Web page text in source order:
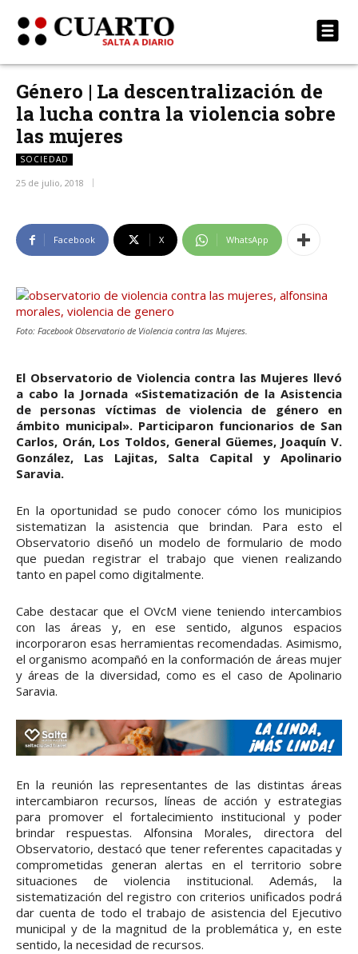
Género | La descentralización de
la lucha contra la violencia sobre
las mujeres
SOCIEDAD
25 de julio, 2018
Facebook X WhatsApp
Foto: Facebook Observatorio de Violencia contra las Mujeres.
El Observatorio de Violencia contra las Mujeres llevó
a cabo la Jornada «Sistematización de la Asistencia
de personas víctimas de violencia de género en
ámbito municipal». Participaron funcionarios de San
Carlos, Orán, Los Toldos, General Güemes, Joaquín V.
González, Las Lajitas, Salta Capital y Apolinario
Saravia.
En la oportunidad se pudo conocer cómo los municipios
sistematizan la asistencia que brindan. Para esto el
Observatorio diseñó un modelo de formulario de modo
que puedan registrar el trabajo que vienen realizando
tanto en papel como digitalmente.
Cabe destacar que el OVcM viene teniendo intercambios
con las áreas y, en ese sentido, algunos espacios
incorporaron esas herramientas recomendadas. Asimismo,
el organismo acompañó en la conformación de áreas mujer
y áreas de la diversidad, como es el caso de Apolinario
Saravia.
En la reunión las representantes de las distintas áreas
intercambiaron recursos, líneas de acción y estrategias
para promover el fortalecimiento institucional y poder
brindar respuestas. Alfonsina Morales, directora del
Observatorio, destacó que tener referentes capacitadas y
comprometidas generan alertas en el territorio sobre
situaciones de violencia institucional. Además, la
sistematización del registro con criterios unificados podrá
dar cuenta de todo el trabajo de asistencia del Ejecutivo
municipal y de la magnitud de la problemática y, en este
sentido, la necesidad de recursos.